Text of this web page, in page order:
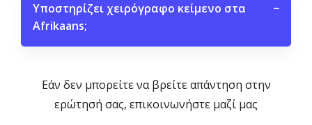
Υποστηρίζει χειρόγραφο κείμενο στα
Afrikaans;
−
Εάν δεν μπορείτε να βρείτε απάντηση στην
ερώτησή σας, επικοινωνήστε μαζί μας